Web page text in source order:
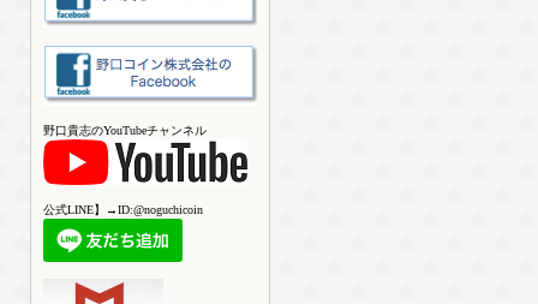
野口貴志のYouTubeチャンネル
公式LINE】→ID:@noguchicoin